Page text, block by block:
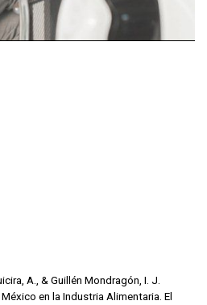
A., & Guillén Mondragón, I. J.
en la Industria Alimentaria. El